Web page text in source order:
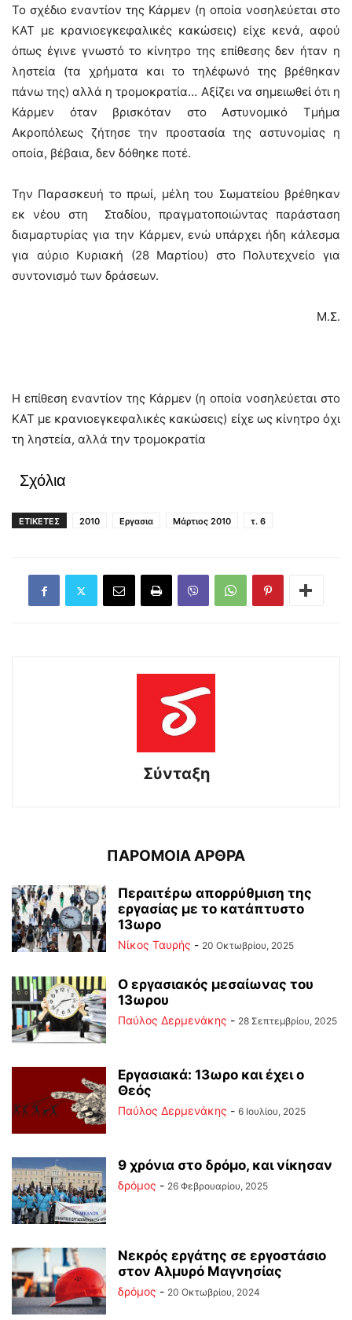
Το σχέδιο εναντίον της Κάρμεν (η οποία νοσηλεύεται στο
ΚΑΤ με κρανιοεγκεφαλικές κακώσεις) είχε κενά, αφού
όπως έγινε γνωστό το κίνητρο της επίθεσης δεν ήταν η
ληστεία (τα χρήματα και το τηλέφωνό της βρέθηκαν
πάνω της) αλλά η τρομοκρατία… Αξίζει να σημειωθεί ότι η
Κάρμεν όταν βρισκόταν στο Αστυνομικό Τμήμα
Ακροπόλεως ζήτησε την προστασία της αστυνομίας η
οποία, βέβαια, δεν δόθηκε ποτέ.
Την Παρασκευή το πρωί, μέλη του Σωματείου βρέθηκαν
εκ νέου στη Σταδίου, πραγματοποιώντας παράσταση
διαμαρτυρίας για την Κάρμεν, ενώ υπάρχει ήδη κάλεσμα
για αύριο Κυριακή (28 Μαρτίου) στο Πολυτεχνείο για
συντονισμό των δράσεων.
Μ.Σ.
Η επίθεση εναντίον της Κάρμεν (η οποία νοσηλεύεται στο
ΚΑΤ με κρανιοεγκεφαλικές κακώσεις) είχε ως κίνητρο όχι
τη ληστεία, αλλά την τρομοκρατία
Σχόλια
ΕΤΙΚΕΤΕΣ 2010 Εργασια Μάρτιος 2010 τ. 6
Σύνταξη
ΠΑΡΟΜΟΙΑ ΑΡΘΡΑ
Περαιτέρω απορρύθμιση της
εργασίας με το κατάπτυστο
13ωρο
Νίκος Ταυρής - 20 Οκτωβρίου, 2025
Ο εργασιακός μεσαίωνας του
13ωρου
Παύλος Δερμενάκης - 28 Σεπτεμβρίου, 2025
Εργασιακά: 13ωρο και έχει ο
Θεός
Παύλος Δερμενάκης - 6 Ιουλίου, 2025
9 χρόνια στο δρόμο, και νίκησαν
δρόμος - 26 Φεβρουαρίου, 2025
Νεκρός εργάτης σε εργοστάσιο
στον Αλμυρό Μαγνησίας
δρόμος - 20 Οκτωβρίου, 2024